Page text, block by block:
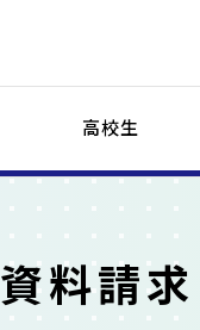
高校生
資料請